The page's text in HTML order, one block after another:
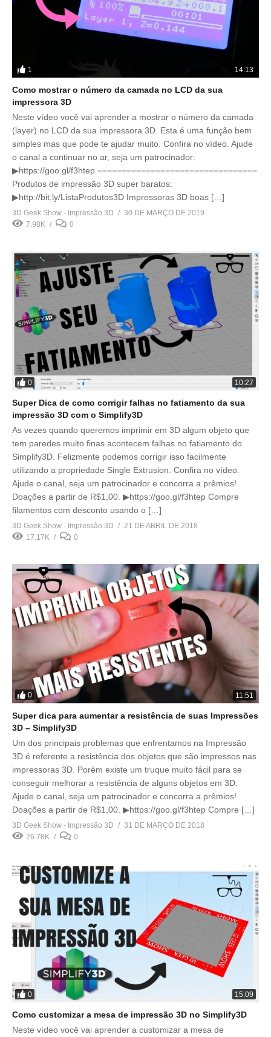
1 14:13
Como mostrar o número da camada no LCD da sua
impressora 3D
Neste vídeo você vai aprender a mostrar o número da camada
(layer) no LCD da sua impressora 3D. Esta é uma função bem
simples mas que pode te ajudar muito. Confira no vídeo. Ajude
o canal a continuar no ar, seja um patrocinador:
▶https://goo.gl/f3htep =================================
Produtos de impressão 3D super baratos:
▶http://bit.ly/ListaProdutos3D Impressoras 3D boas […]
3D Geek Show - Impressão 3D
30 DE MARÇO DE 2019
7.98K
0
0 10:27
Super Dica de como corrigir falhas no fatiamento da sua
impressão 3D com o Simplify3D
As vezes quando queremos imprimir em 3D algum objeto que
tem paredes muito finas acontecem falhas no fatiamento do
Simplify3D. Felizmente podemos corrigir isso facilmente
utilizando a propriedade Single Extrusion. Confira no vídeo.
Ajude o canal, seja um patrocinador e concorra a prêmios!
Doações a partir de R$1,00. ▶https://goo.gl/f3htep Compre
filamentos com desconto usando o […]
3D Geek Show - Impressão 3D
21 DE ABRIL DE 2018
17.17K
0
0 11:51
Super dica para aumentar a resistência de suas Impressões
3D – Simplify3D
Um dos principais problemas que enfrentamos na Impressão
3D é referente a resistência dos objetos que são impressos nas
impressoras 3D. Porém existe um truque muito fácil para se
conseguir melhorar a resistência de alguns objetos em 3D.
Ajude o canal, seja um patrocinador e concorra a prêmios!
Doações a partir de R$1,00. ▶https://goo.gl/f3htep Compre […]
3D Geek Show - Impressão 3D
31 DE MARÇO DE 2018
26.78K
0
0 15:09
Como customizar a mesa de impressão 3D no Simplify3D
Neste vídeo você vai aprender a customizar a mesa de